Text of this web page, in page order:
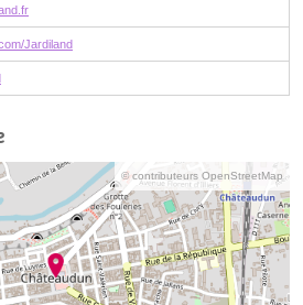
Jardiland
© contributeurs OpenStreetMap